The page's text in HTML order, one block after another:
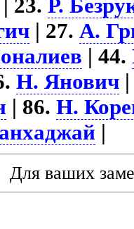
| 23.Р.
| 27.А.
| 44.
Н. Янович
| 86.Н.
|
Для ваших